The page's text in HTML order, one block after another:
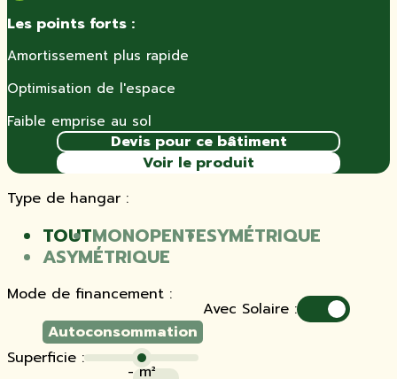
Les points forts :
Amortissement plus rapide
Optimisation de l'espace
Faible emprise au sol
Devis pour ce bâtiment
Voir le produit
Type de hangar :
TOUTMONOPENTESYMÉTRIQUE
ASYMÉTRIQUE
Mode de financement :
Autoconsommation
Avec Solaire :
Superficie :
- m²